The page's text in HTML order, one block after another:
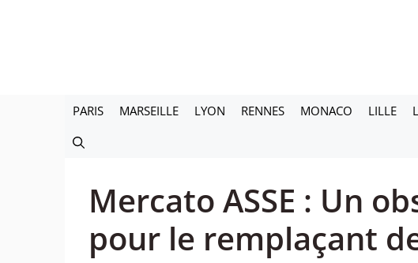
PARIS MARSEILLE LYON RENNES MONACO LILLE
Mercato ASSE : Un
pour le remplaçant